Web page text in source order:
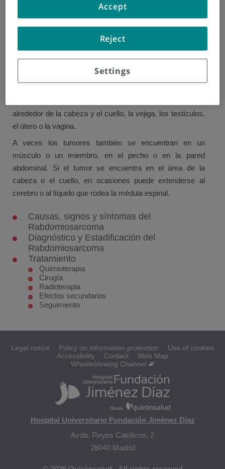
La mayoría se diagnostican en niños menores de 10 años
de edad. Es más común en niños que en niñas.
El rabdomiosarcoma es el sarcoma de tejidos blandos
más común en los niños. Estos tumores se desarrollan a
partir de músculo o tejido fibroso y pueden crecer en
cualquier parte del cuerpo.
alrededor de la cabeza y el cuello, la vejiga, los testículos,
el útero o la vagina.
A veces los tumores también se encuentran en un
músculo o un miembro, en el pecho o en la pared
abdominal. Si el tumor se encuentra en el área de la
cabeza o el cuello, en ocasiones puede extenderse al
cerebro o al líquido que rodea la médula espinal.
Causas, signos y síntomas del
Rabdomiosarcoma
Diagnóstico y Estadificación del
Rabdomiosarcoma
Tratamiento
Quimioterapia
Cirugía
Radioterapia
Efectos secundarios
Seguimiento
Legal notice Policy on information protection
Use of cookies
Accessibility
Contact
Web Map
Whistleblowing Channel
Hospital Universitario Fundación Jiménez Díaz
Avda. Reyes Católicos, 2
28040 Madrid
Settings
Reject
Accept